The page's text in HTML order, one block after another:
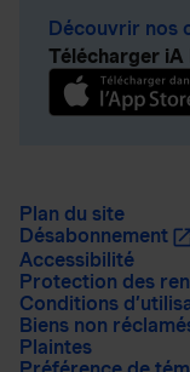
Découvrir nos
Télécharger iA
Plan du site
Désabonnement
Accessibilité
Protection des
Conditions
Biens non
Plaintes